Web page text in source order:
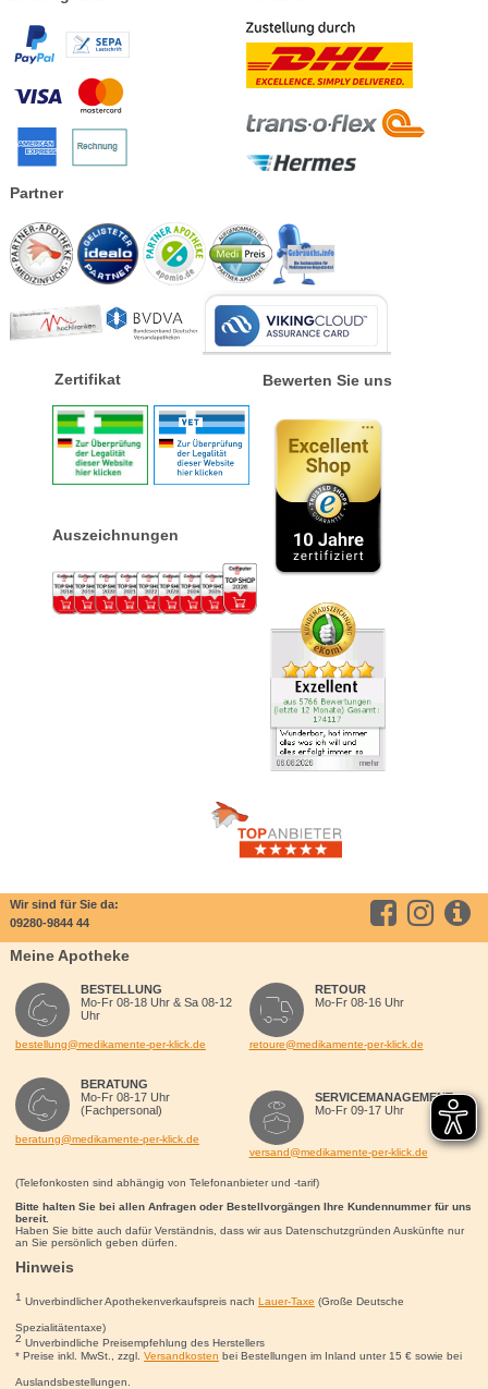
Partner
Zertifikat
Auszeichnungen
Bewerten Sie uns
Wir sind für Sie da:
09280-9844 44
Meine Apotheke
BESTELLUNG
Mo-Fr 08-18 Uhr & Sa 08-12
Uhr
bestellung@medikamente-per-klick.de
BERATUNG
Mo-Fr 08-17 Uhr
(Fachpersonal)
beratung@medikamente-per-klick.de
RETOUR
Mo-Fr 08-16 Uhr
retoure@medikamente-per-klick.de
SERVICEMANAGEMENT
Mo-Fr 09-17 Uhr
versand@medikamente-per-klick.de
(Telefonkosten sind abhängig von Telefonanbieter und -tarif)
Bitte halten Sie bei allen Anfragen oder Bestellvorgängen Ihre Kundennummer für uns
bereit.
Haben Sie bitte auch dafür Verständnis, dass wir aus Datenschutzgründen Auskünfte nur
an Sie persönlich geben dürfen.
Hinweis
1 Unverbindlicher Apothekenverkaufspreis nach Lauer-Taxe (Große Deutsche
Spezialitätentaxe)
2 Unverbindliche Preisempfehlung des Herstellers
* Preise inkl. MwSt., zzgl. Versandkosten bei Bestellungen im Inland unter 15 €sowie bei
Auslandsbestellungen.